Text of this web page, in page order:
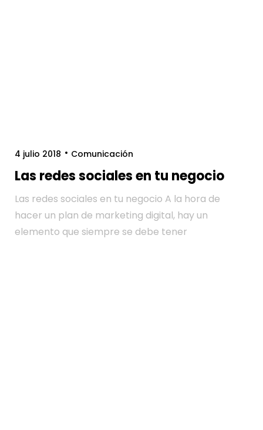
4 julio 2018 Comunicación
Las redes sociales en tu negocio
Las redes sociales en tu negocio A la hora de
hacer un plan de marketing digital, hay un
elemento que siempre se debe tener